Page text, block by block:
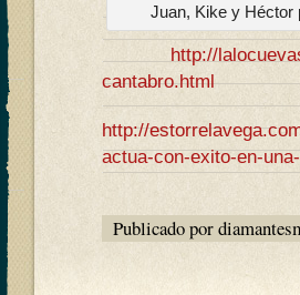
Juan, Kike y Héctor
http://
cantabro.html
http://
actua-con-exito-en-
Publicado por